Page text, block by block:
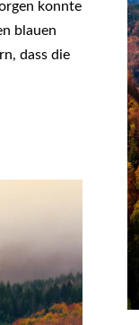
konnte
blauen
dass die